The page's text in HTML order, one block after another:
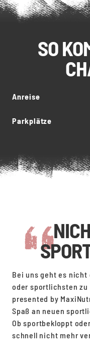
SO
Anreise
Parkplätze
Bei uns geht es
oder sportlichsten zu
presented by
Spaß an neuen
Ob sportbekloppt
schnell nicht mehr